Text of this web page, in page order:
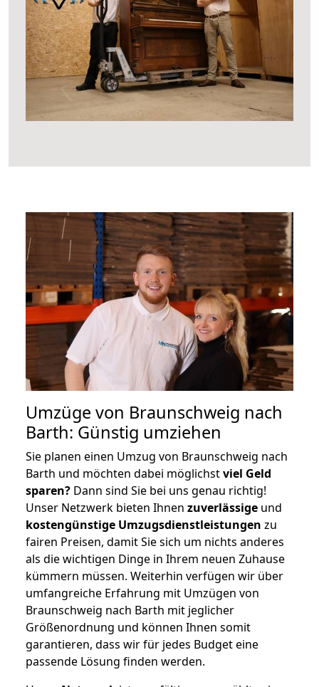
Umzüge von Braunschweig nach
Barth: Günstig umziehen
Sie planen einen Umzug von Braunschweig nach
Barth und möchten dabei möglichstviel Geld
sparen? Dann sind Sie bei uns genau richtig!
Unser Netzwerk bieten Ihnen zuverlässige und
kostengünstige Umzugsdienstleistungen zu
fairen Preisen, damit Sie sich um nichts anderes
als die wichtigen Dinge in Ihrem neuen Zuhause
kümmern müssen. Weiterhin verfügen wir über
umfangreiche Erfahrung mit Umzügen von
Braunschweig nach Barth mit jeglicher
Größenordnung und können Ihnen somit
garantieren, dass wir für jedes Budget eine
passende Lösung finden werden.